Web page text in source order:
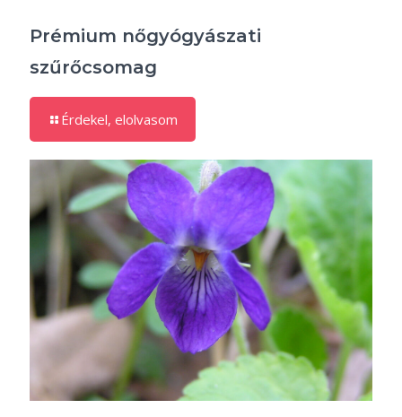
Prémium nőgyógyászati
szűrőcsomag
Érdekel, elolvasom